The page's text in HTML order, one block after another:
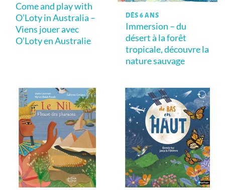
Come and play with
O’Loty in Australia –
Viens jouer avec
O’Loty en Australie
DÈS 6 ANS
Immersion – du
désert à la forêt
tropicale, découvre la
nature sauvage